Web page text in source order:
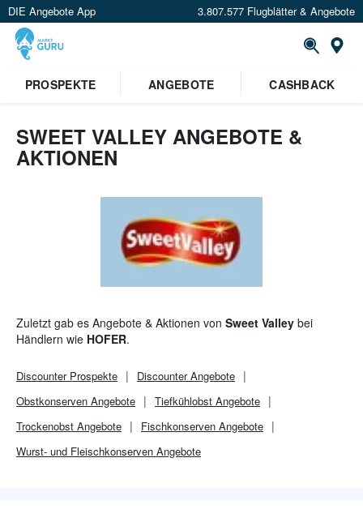
DIE Angebote App 3.807.577 Flugblätter & Angebote
PROSPEKTE ANGEBOTE CASHBACK
SWEET VALLEY ANGEBOTE &
AKTIONEN
Zuletzt gab es Angebote & Aktionen von Sweet Valley bei
Händlern wie HOFER.
DiscounterProspekte DiscounterAngebote
Obstkonserven Angebote
Tiefkühlobst Angebote
Trockenobst Angebote
Fischkonserven Angebote
Wurst- und Fleischkonserven Angebote